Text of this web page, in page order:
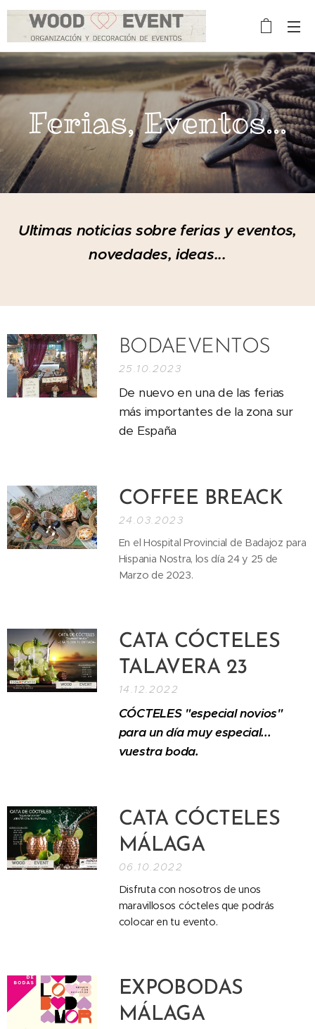
Ferias, Eventos...
Ultimas noticias sobre ferias y eventos,
novedades, ideas...
BODAEVENTOS
25.10.2023
De nuevo en una de las ferias
más importantes de la zona sur
de España
COFFEE BREACK
24.03.2023
En el Hospital Provincial de Badajoz para
Hispania Nostra, los día 24 y 25 de
Marzo de 2023.
CATA CÓCTELES
TALAVERA 23
14.12.2022
CÓCTELES "especial novios"
para un día muy especial...
vuestra boda.
CATA CÓCTELES
MÁLAGA
06.10.2022
Disfruta con nosotros de unos
maravillosos cócteles que podrás
colocar en tu evento.
EXPOBODAS
MÁLAGA